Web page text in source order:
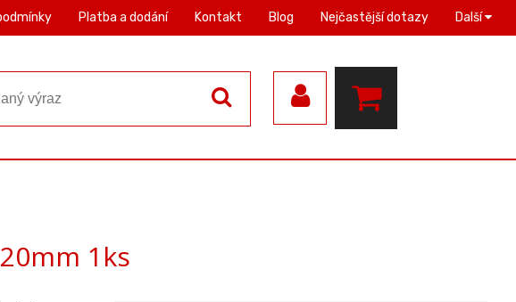
Platba a dodání Kontakt Blog Nejčastější dotazy Další
1ks